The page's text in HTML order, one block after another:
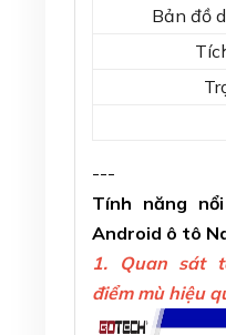
Bản đồ
---
Tính năng
Android ô tô
1.
Quan sát
điểm mù hiệu